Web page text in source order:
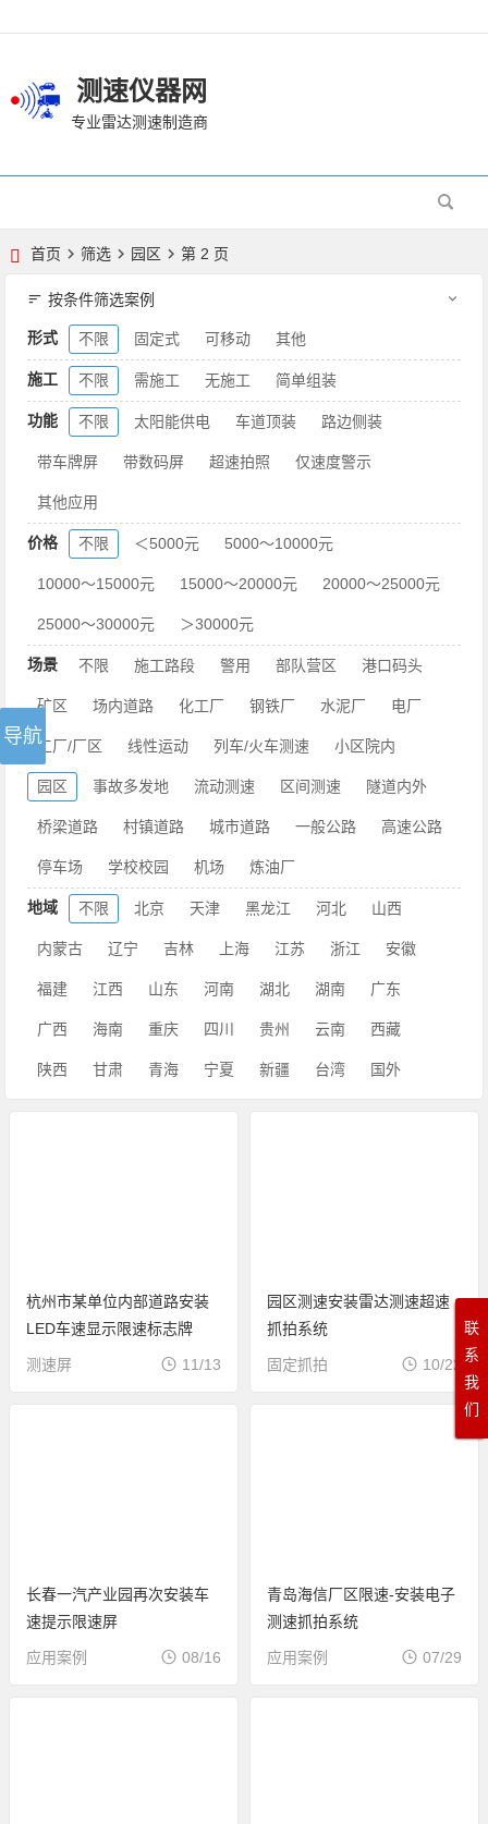
测速仪器网
专业雷达测速制造商
首页 筛选 园区 第 2 页
按条件筛选案例
形式 不限 固定式 可移动 其他
施工 不限 需施工 无施工 简单组装
功能 不限 太阳能供电 车道顶装 路边侧装
带车牌屏 带数码屏 超速拍照 仅速度警示
其他应用
价格 不限 ＜5000元 5000～10000元
10000～15000元 15000～20000元 20000～25000元
25000～30000元 ＞30000元
场景 不限 施工路段 警用 部队营区 港口码头
矿区 场内道路 化工厂 钢铁厂 水泥厂 电厂
工厂/厂区 线性运动 列车/火车测速 小区院内
园区 事故多发地 流动测速 区间测速 隧道内外
桥梁道路 村镇道路 城市道路 一般公路 高速公路
停车场 学校校园 机场 炼油厂
地域 不限 北京 天津 黑龙江 河北 山西
内蒙古 辽宁 吉林 上海 江苏 浙江 安徽
福建 江西 山东 河南 湖北 湖南 广东
广西 海南 重庆 四川 贵州 云南 西藏
陕西 甘肃 青海 宁夏 新疆 台湾 国外
杭州市某单位内部道路安装
LED车速显示限速标志牌
测速屏 11/13
园区测速安装雷达测速超速
抓拍系统
固定抓拍 10/22
长春一汽产业园再次安装车
速提示限速屏
应用案例 08/16
青岛海信厂区限速-安装电子
测速抓拍系统
应用案例 07/29
联
系
我
们